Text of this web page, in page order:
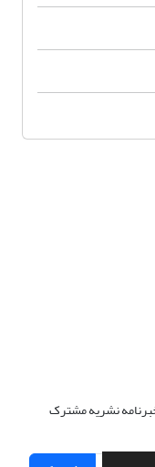
نشریه مشترک